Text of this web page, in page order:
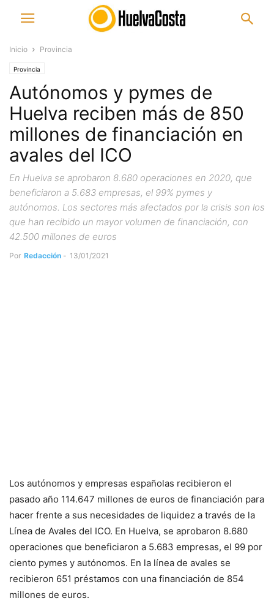
Inicio Provincia
Provincia
Autónomos y pymes de
Huelva reciben más de 850
millones de financiación en
avales del ICO
En Huelva se aprobaron 8.680 operaciones en 2020, que
beneficiaron a 5.683 empresas, el 99% pymes y
autónomos. Los sectores más afectados por la crisis son los
que han recibido un mayor volumen de financiación, con
42.500 millones de euros
Por Redacción - 13/01/2021
Los autónomos y empresas españolas recibieron el
pasado año 114.647 millones de euros de financiación para
hacer frente a sus necesidades de liquidez a través de la
Línea de Avales del ICO. En Huelva, se aprobaron 8.680
operaciones que beneficiaron a 5.683 empresas, el 99 por
ciento pymes y autónomos. En la línea de avales se
recibieron 651 préstamos con una financiación de 854
millones de euros.